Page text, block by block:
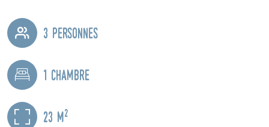
3 personnes
1 chambre
23 m2